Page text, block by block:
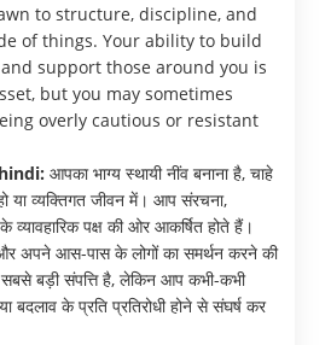
to structure, discipline, and
of things. Your ability to build
support those around you is
but you may sometimes
overly cautious or resistant
आपका भाग्य स्थायी नींव बनाना है, चाहे
या व्यक्तिगत जीवन में। आप संरचना,
पक्ष की ओर आकर्षित होते हैं।
अपने आस-पास के लोगों का समर्थन करने की
बड़ी संपत्ति है, लेकिन आप कभी-कभी
बदलाव के प्रति प्रतिरोधी होने से संघर्ष कर